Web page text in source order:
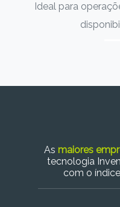
Ideal para
As maiores
tecnologia
com o índice